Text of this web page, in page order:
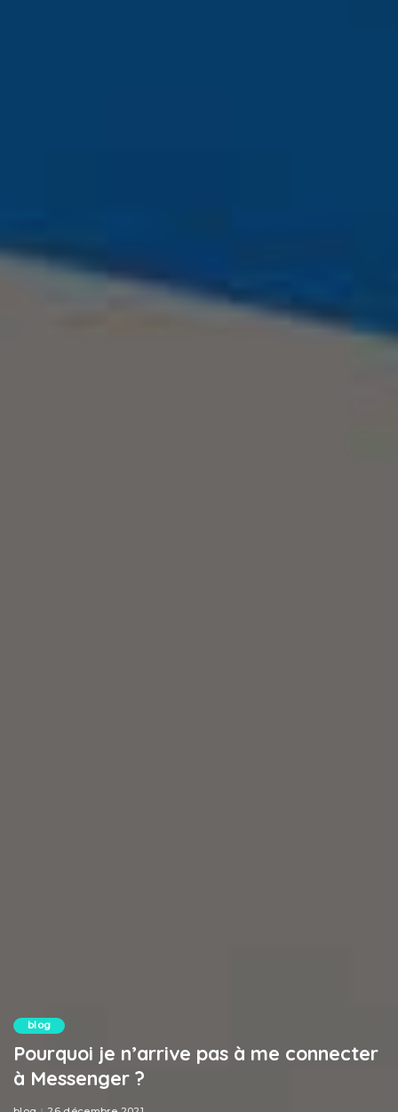
blog
Pourquoi je n’arrive pas à me connecter
à Messenger ?